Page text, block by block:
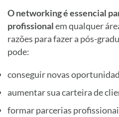
O networking é essencial
profissionalem qualquer
razões para fazer a pós-
pode:
conseguir novas
aumentar sua carteira de
formar parcerias